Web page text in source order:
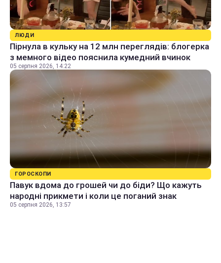
ЛЮДИ
Пірнула в кульку на 12 млн переглядів: блогерка
з мемного відео пояснила кумедний вчинок
05 серпня 2026, 14:22
ГОРОСКОПИ
Павук вдома до грошей чи до біди? Що кажуть
народні прикмети і коли це поганий знак
05 серпня 2026, 13:57